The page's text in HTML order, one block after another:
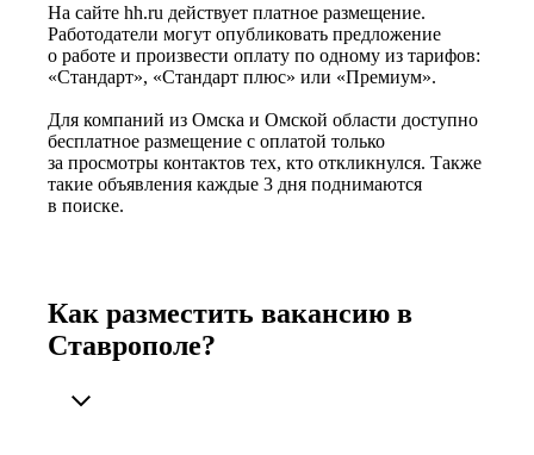
На сайте hh.ru действует платное размещение.
Работодатели могут опубликовать предложение
о работе и произвести оплату по одному из тарифов:
«Стандарт», «Стандарт плюс» или «Премиум».
Для компаний из Омска и Омской области доступно
бесплатное размещение с оплатой только
за просмотры контактов тех, кто откликнулся. Также
такие объявления каждые 3 дня поднимаются
в поиске.
Как разместить вакансию в
Ставрополе?